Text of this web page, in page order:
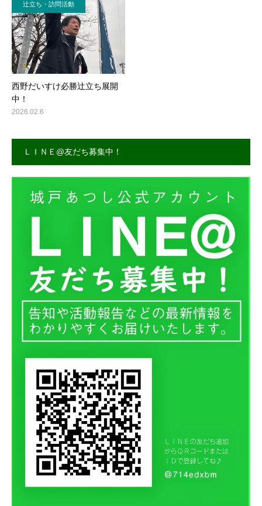
辻立ち・訪問活動
西野だいすけ必勝辻立ち展開
中！
2026.02.6
ＬＩＮＥ@友だち募集中！